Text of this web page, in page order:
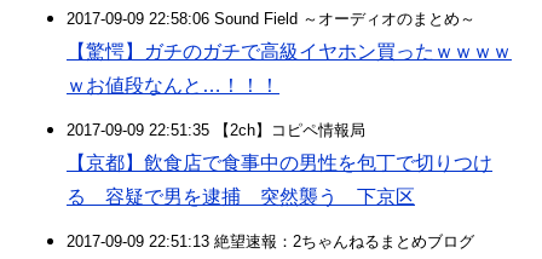
2017-09-09 22:58:06 Sound Field ～オーディオのまとめ～
【驚愕】ガチのガチで高級イヤホン買ったｗｗｗｗ
ｗお値段なんと…！！！
2017-09-09 22:51:35 【2ch】コピペ情報局
【京都】飲食店で食事中の男性を包丁で切りつけ
る 容疑で男を逮捕 突然襲う 下京区
2017-09-09 22:51:13 絶望速報：2ちゃんねるまとめブログ